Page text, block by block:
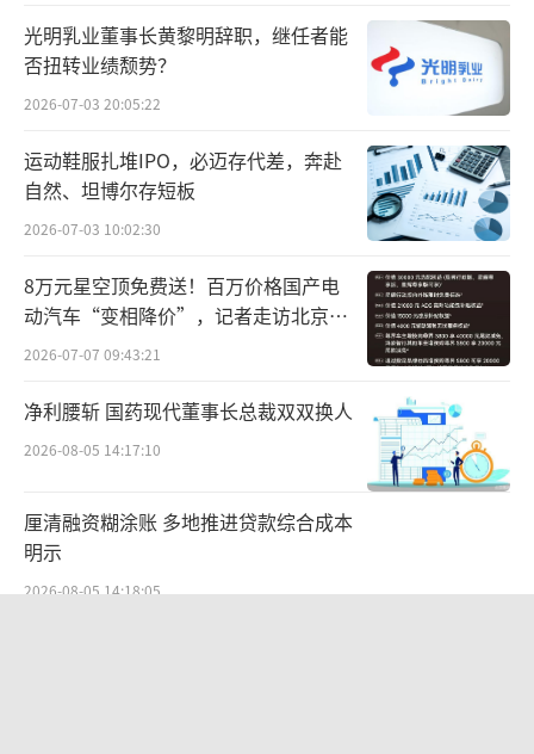
具体到饮品业务，茶饮料收入88.02亿元，
同比增长2.6%，与上半年9.1%的高个位数增长
相比，有明显增速放缓趋势；果汁事业收入为3
7.4%；奶茶事业收入达64.80亿元，同比增长1.
2%。
从财报来看，统一企业中国“能打”的依
然是“统一绿茶”“统一冰红茶”“统一鲜橙
多”等走过30年生命周期的经典产品，“小茗
足。
中国食品产业分析师朱丹蓬表示，“饮料
对于新品的要求非常高，创新升级迭代的速度
决定了企业在行业的地位。统一企业中国虽然
食品业务重回了‘百亿俱乐部’，但饮品一直
光明乳业董事长黄黎明辞职，继任者能
否扭转业绩颓势？
2026-07-03 20:05:22
运动鞋服扎堆IPO，必迈存代差，奔赴
自然、坦博尔存短板
2026-07-03 10:02:30
8万元星空顶免费送！百万价格国产电
动汽车“变相降价”，记者走访北京门
店…
2026-07-07 09:43:21
净利腰斩 国药现代董事长总裁双双换人
2026-08-05 14:17:10
厘清融资糊涂账 多地推进贷款综合成本
明示
2026-08-05 14:18:05